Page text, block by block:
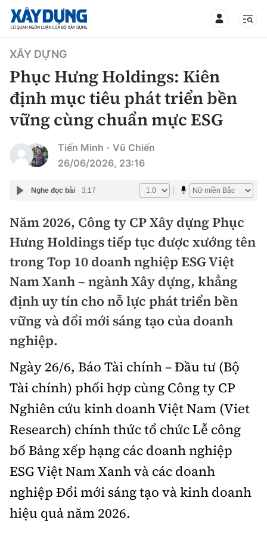
TIN BỘ XÂY DỰNG
CHUYÊN MỤC
Mới nhất
Thời sự
Chính trị
Xã hội
Chuyện dọc đường
Cải chính
Xây dựng
Chỉ đạo điều hành
Quy hoạch kiến trúc
Vật liệu xây dựng
Giám định chất lượng
Quản lý đô thị
Giao thông
Quản lý
Đường bộ
Hàng không
Đường sắt
Đăng kiểm
Đường sắt tốc độ cao
Đường thủy
Hàng hải
Kinh tế
Thị trường
Chứng khoán
Bảo hiểm
Doanh nghiệp
Pháp luật
Thanh tra
An ninh hình sự
Điều tra
Pháp đình
Hỏi - Đáp
An toàn giao thông
Giao thông 24h
ATGT địa phương
Văn hóa giao thông
Lái xe an toàn
Chung tay vì ATGT
Chất lượng sống
Giáo dục
Y tế
Đời sống
Lao động - Công đoàn
Văn hóa - Giải Trí
Văn hóa
Showbiz
Điện ảnh
Thể thao
Bóng đá
Công nghệ
XÂY DỰNG
Phục Hưng Holdings: Kiên
định mục tiêu phát triển bền
vững cùng chuẩn mực ESG
Tiến Minh - Vũ Chiến
26/06/2026, 23:16
Nghe đọc bài 3:17
Năm 2026, Công ty CP Xây dựng Phục
Hưng Holdings tiếp tục được xướng tên
trong Top 10 doanh nghiệp ESG Việt
Nam Xanh – ngành Xây dựng, khẳng
định uy tín cho nỗ lực phát triển bền
vững và đổi mới sáng tạo của doanh
nghiệp.
Ngày 26/6, Báo Tài chính – Đầu tư (Bộ
Tài chính) phối hợp cùng Công ty CP
Nghiên cứu kinh doanh Việt Nam (Viet
Research) chính thức tổ chức Lễ công
bố Bảng xếp hạng các doanh nghiệp
ESG Việt Nam Xanh và các doanh
nghiệp Đổi mới sáng tạo và kinh doanh
hiệu quả năm 2026.